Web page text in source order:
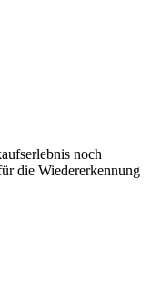
noch
die Wiedererkennung